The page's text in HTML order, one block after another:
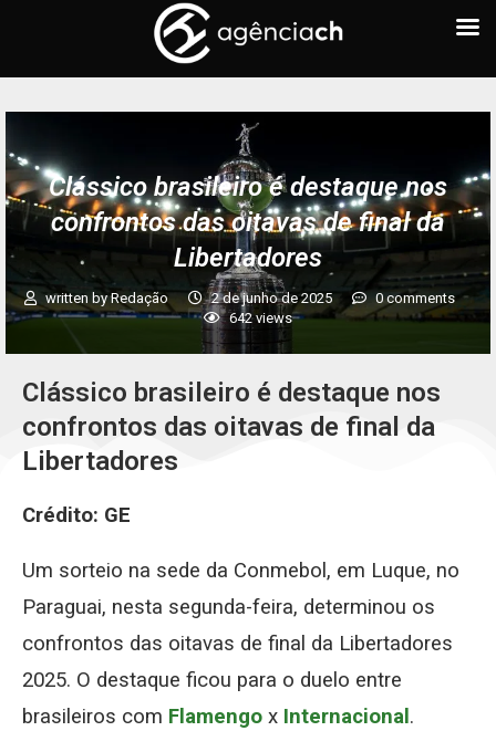
Clássico brasileiro é destaque nos
confrontos das oitavas de final da
Libertadores
written byRedação 2 de junho de 2025
0 comments
642views
Clássico brasileiro é destaque nos
confrontos das oitavas de final da
Libertadores
Crédito: GE
Um sorteio na sede da Conmebol, em Luque, no
Paraguai, nesta segunda-feira, determinou os
confrontos das oitavas de final da Libertadores
2025. O destaque ficou para o duelo entre
brasileiros com Flamengo x Internacional .